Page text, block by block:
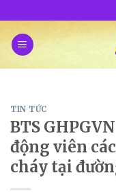
content
TIN TỨC
BTS
động viên
cháy tại